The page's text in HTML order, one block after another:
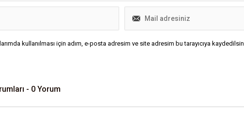
kullanılması için adım, e-posta adresim ve site adresim bu tarayıcıya kaydedilsin.
- 0 Yorum